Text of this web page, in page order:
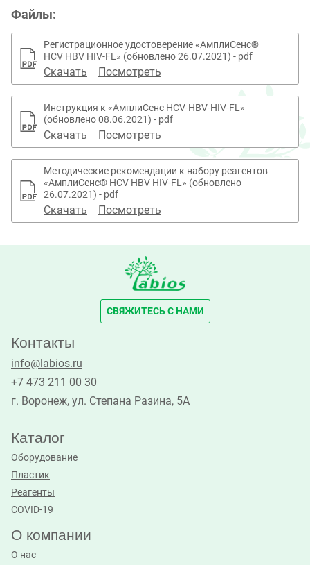
Файлы:
Регистрационное удостоверение «АмплиСенс®
HCV HBV HIV-FL» (обновлено 26.07.2021) - pdf
Скачать Посмотреть
Инструкция к «АмплиСенс HCV-HBV-HIV-FL»
(обновлено 08.06.2021) - pdf
Скачать Посмотреть
Методические рекомендации к набору реагентов
«АмплиСенс® HCV HBV HIV-FL» (обновлено
26.07.2021) - pdf
Скачать Посмотреть
СВЯЖИТЕСЬ С НАМИ
Контакты
info@labios.ru
+7 473 211 00 30
г. Воронеж, ул. Степана Разина, 5А
Каталог
Оборудование
Пластик
Реагенты
COVID-19
О компании
О нас